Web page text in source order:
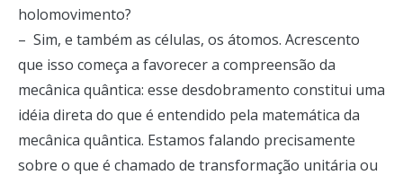
holomovimento?
– Sim, e também as células, os átomos. Acrescento
que isso começa a favorecer a compreensão da
mecânica quântica: esse desdobramento constitui uma
idéia direta do que é entendido pela matemática da
mecânica quântica. Estamos falando precisamente
sobre o que é chamado de transformação unitária ou